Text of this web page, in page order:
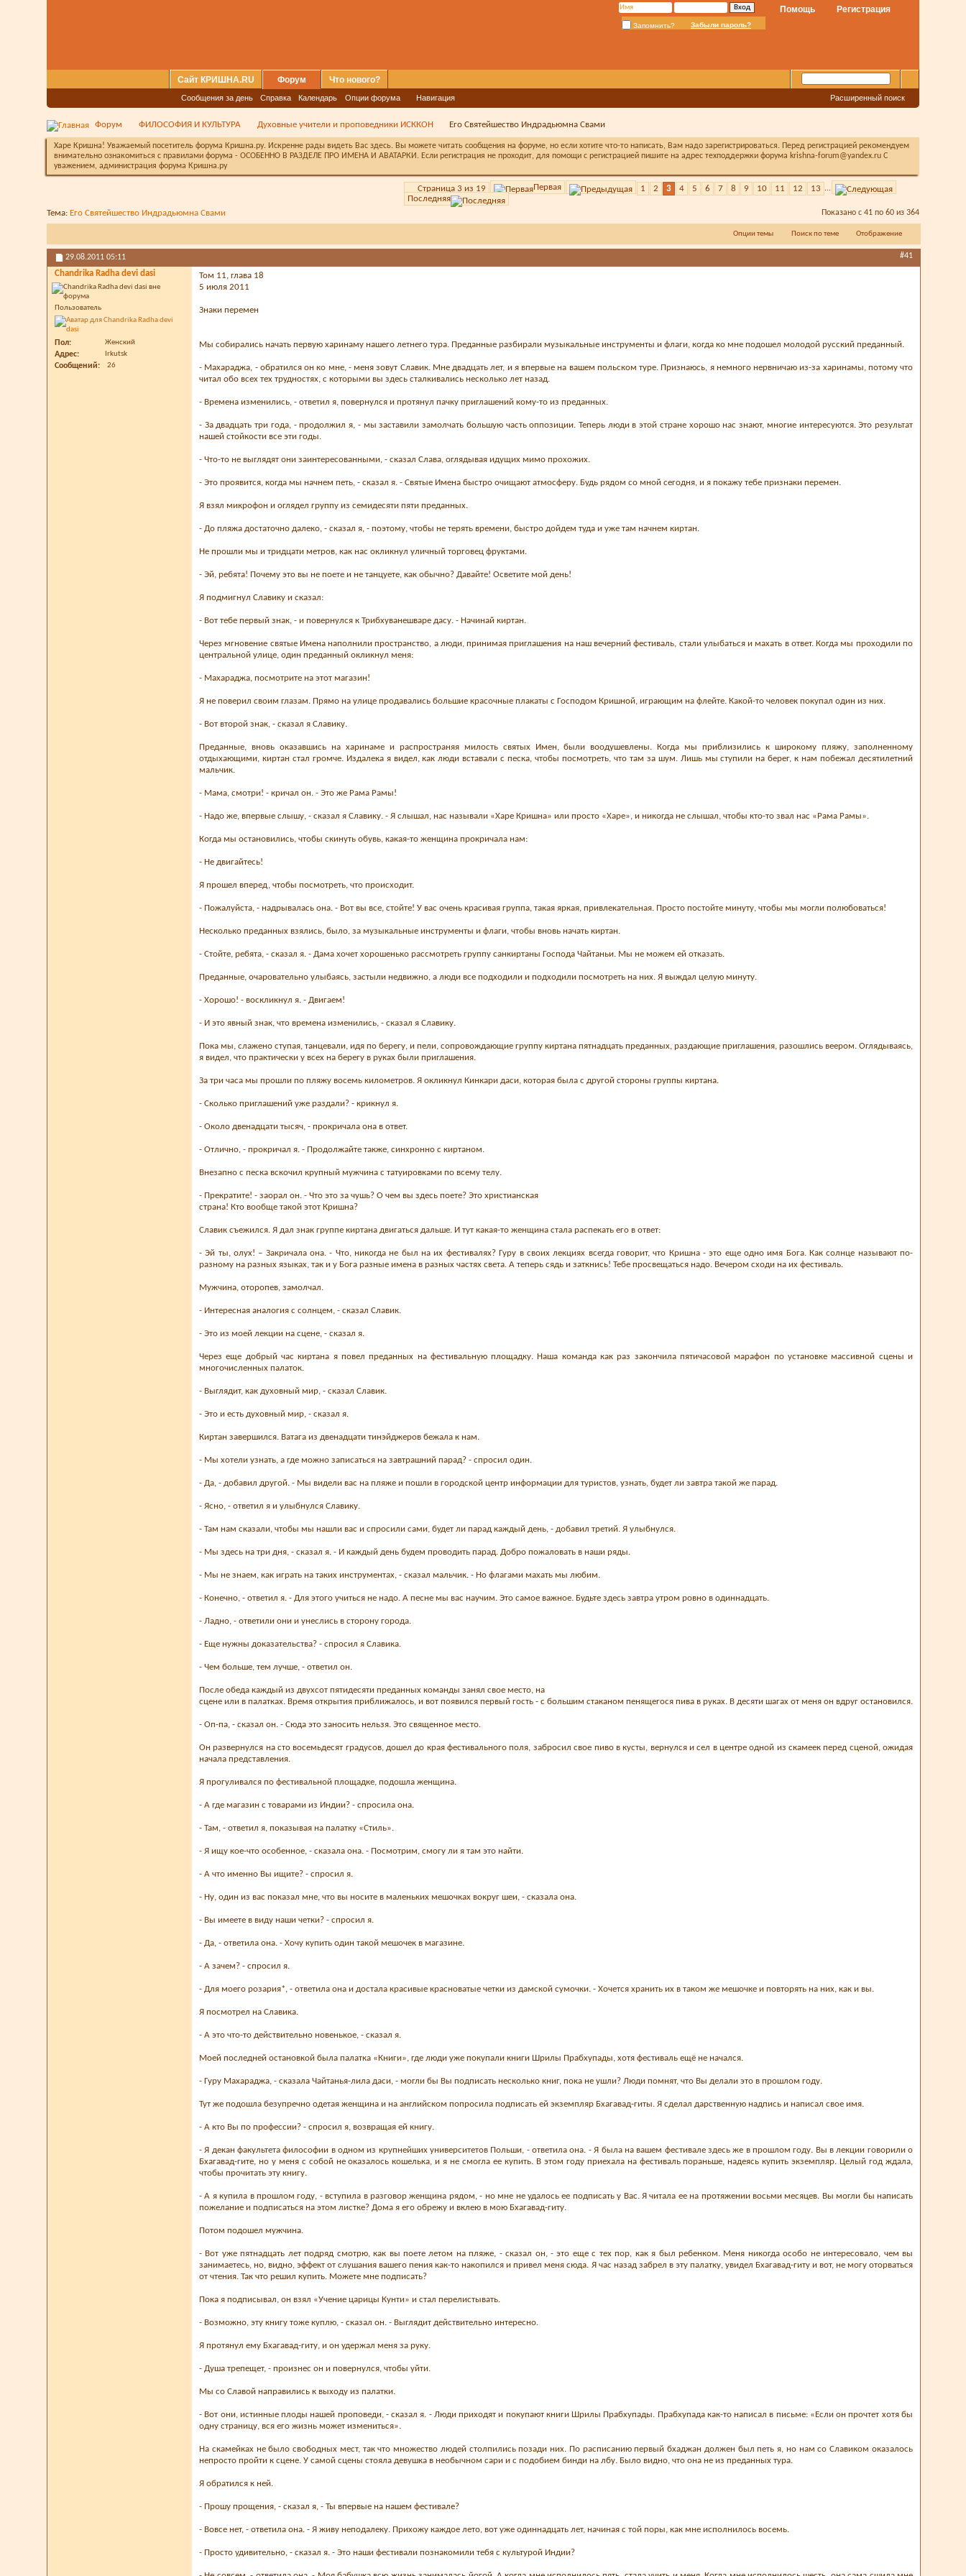
Регистрация
Помощь
Запомнить? Забыли пароль?
Сайт КРИШНА.RU Форум
Сообщения за день Справка Календарь Опции форума Навигация
Что нового?
Расширенный поиск
Форум ФИЛОСОФИЯ И КУЛЬТУРА Духовные учители и проповедники ИСККОН Его Святейшество Индрадьюмна Свами
Харе Кришна! Уважаемый посетитель форума Кришна.ру. Искренне рады видеть Вас здесь. Вы можете читать сообщения на форуме, но если хотите что-то написать, Вам надо зарегистрироваться. Перед регистрацией рекомендуем
внимательно ознакомиться с правилами форума - ОСОБЕННО В РАЗДЕЛЕ ПРО ИМЕНА И АВАТАРКИ. Если регистрация не проходит, для помощи с регистрацией пишите на адрес техподдержки форума krishna-forum@yandex.ru С
уважением, администрация форума Кришна.ру
Страница 3 из 19 Первая 1 2 3 4 5 6 7 8 9 10 11 12 13 ...
Последняя
Показано с 41 по 60 из 364
Тема: Его Святейшество Индрадьюмна Свами
Опции темы Поиск по теме Отображение
29.08.2011 05:11 #41
Chandrika Radha devi dasi
Пользователь
Пол Женский
Адрес Irkutsk
Сообщений 26
Том 11, глава 18
5 июля 2011
Знаки перемен
Мы собирались начать первую харинаму нашего летнего тура. Преданные разбирали музыкальные инструменты и флаги, когда ко мне подошел молодой русский преданный.
- Махараджа, - обратился он ко мне, - меня зовут Славик. Мне двадцать лет, и я впервые на вашем польском туре. Признаюсь, я немного нервничаю из-за харинамы, потому что
читал обо всех тех трудностях, с которыми вы здесь сталкивались несколько лет назад.
- Времена изменились, - ответил я, повернулся и протянул пачку приглашений кому-то из преданных.
- За двадцать три года, - продолжил я, - мы заставили замолчать большую часть оппозиции. Теперь люди в этой стране хорошо нас знают, многие интересуются. Это результат
нашей стойкости все эти годы.
- Что-то не выглядят они заинтересованными, - сказал Слава, оглядывая идущих мимо прохожих.
- Это проявится, когда мы начнем петь, - сказал я. - Святые Имена быстро очищают атмосферу. Будь рядом со мной сегодня, и я покажу тебе признаки перемен.
Я взял микрофон и оглядел группу из семидесяти пяти преданных.
- До пляжа достаточно далеко, - сказал я, - поэтому, чтобы не терять времени, быстро дойдем туда и уже там начнем киртан.
Не прошли мы и тридцати метров, как нас окликнул уличный торговец фруктами.
- Эй, ребята! Почему это вы не поете и не танцуете, как обычно? Давайте! Осветите мой день!
Я подмигнул Славику и сказал:
- Вот тебе первый знак, - и повернулся к Трибхуванешваре дасу. - Начинай киртан.
Через мгновение святые Имена наполнили пространство, а люди, принимая приглашения на наш вечерний фестиваль, стали улыбаться и махать в ответ. Когда мы проходили по
центральной улице, один преданный окликнул меня:
- Махараджа, посмотрите на этот магазин!
Я не поверил своим глазам. Прямо на улице продавались большие красочные плакаты с Господом Кришной, играющим на флейте. Какой-то человек покупал один из них.
- Вот второй знак, - сказал я Славику.
Преданные, вновь оказавшись на харинаме и распространяя милость святых Имен, были воодушевлены. Когда мы приблизились к широкому пляжу, заполненному
отдыхающими, киртан стал громче. Издалека я видел, как люди вставали с песка, чтобы посмотреть, что там за шум. Лишь мы ступили на берег, к нам побежал десятилетний
мальчик.
- Мама, смотри! - кричал он. - Это же Рама Рамы!
- Надо же, впервые слышу, - сказал я Славику. - Я слышал, нас называли «Харе Кришна» или просто «Харе», и никогда не слышал, чтобы кто-то звал нас «Рама Рамы».
Когда мы остановились, чтобы скинуть обувь, какая-то женщина прокричала нам:
- Не двигайтесь!
Я прошел вперед, чтобы посмотреть, что происходит.
- Пожалуйста, - надрывалась она. - Вот вы все, стойте! У вас очень красивая группа, такая яркая, привлекательная. Просто постойте минуту, чтобы мы могли полюбоваться!
Несколько преданных взялись, было, за музыкальные инструменты и флаги, чтобы вновь начать киртан.
- Стойте, ребята, - сказал я. - Дама хочет хорошенько рассмотреть группу санкиртаны Господа Чайтаньи. Мы не можем ей отказать.
Преданные, очаровательно улыбаясь, застыли недвижно, а люди все подходили и подходили посмотреть на них. Я выждал целую минуту.
- Хорошо! - воскликнул я. - Двигаем!
- И это явный знак, что времена изменились, - сказал я Славику.
Пока мы, слажено ступая, танцевали, идя по берегу, и пели, сопровождающие группу киртана пятнадцать преданных, раздающие приглашения, разошлись веером. Оглядываясь,
я видел, что практически у всех на берегу в руках были приглашения.
За три часа мы прошли по пляжу восемь километров. Я окликнул Кинкари даси, которая была с другой стороны группы киртана.
- Сколько приглашений уже раздали? - крикнул я.
- Около двенадцати тысяч, - прокричала она в ответ.
- Отлично, - прокричал я. - Продолжайте также, синхронно с киртаном.
Внезапно с песка вскочил крупный мужчина с татуировками по всему телу.
- Прекратите! - заорал он. - Что это за чушь? О чем вы здесь поете? Это христианская
страна! Кто вообще такой этот Кришна?
Славик съежился. Я дал знак группе киртана двигаться дальше. И тут какая-то женщина стала распекать его в ответ:
- Эй ты, олух! – Закричала она. - Что, никогда не был на их фестивалях? Гуру в своих лекциях всегда говорит, что Кришна - это еще одно имя Бога. Как солнце называют по-
разному на разных языках, так и у Бога разные имена в разных частях света. А теперь сядь и заткнись! Тебе просвещаться надо. Вечером сходи на их фестиваль.
Мужчина, оторопев, замолчал.
- Интересная аналогия с солнцем, - сказал Славик.
- Это из моей лекции на сцене, - сказал я.
Через еще добрый час киртана я повел преданных на фестивальную площадку. Наша команда как раз закончила пятичасовой марафон по установке массивной сцены и
многочисленных палаток.
- Выглядит, как духовный мир, - сказал Славик.
- Это и есть духовный мир, - сказал я.
Киртан завершился. Ватага из двенадцати тинэйджеров бежала к нам.
- Мы хотели узнать, а где можно записаться на завтрашний парад? - спросил один.
- Да, - добавил другой. - Мы видели вас на пляже и пошли в городской центр информации для туристов, узнать, будет ли завтра такой же парад.
- Ясно, - ответил я и улыбнулся Славику.
- Там нам сказали, чтобы мы нашли вас и спросили сами, будет ли парад каждый день, - добавил третий. Я улыбнулся.
- Мы здесь на три дня, - сказал я. - И каждый день будем проводить парад. Добро пожаловать в наши ряды.
- Мы не знаем, как играть на таких инструментах, - сказал мальчик. - Но флагами махать мы любим.
- Конечно, - ответил я. - Для этого учиться не надо. А песне мы вас научим. Это самое важное. Будьте здесь завтра утром ровно в одиннадцать.
- Ладно, - ответили они и унеслись в сторону города.
- Еще нужны доказательства? - спросил я Славика.
- Чем больше, тем лучше, - ответил он.
После обеда каждый из двухсот пятидесяти преданных команды занял свое место, на
сцене или в палатках. Время открытия приближалось, и вот появился первый гость - с большим стаканом пенящегося пива в руках. В десяти шагах от меня он вдруг остановился.
- Оп-па, - сказал он. - Сюда это заносить нельзя. Это священное место.
Он развернулся на сто восемьдесят градусов, дошел до края фестивального поля, забросил свое пиво в кусты, вернулся и сел в центре одной из скамеек перед сценой, ожидая
начала представления.
Я прогуливался по фестивальной площадке, подошла женщина.
- А где магазин с товарами из Индии? - спросила она.
- Там, - ответил я, показывая на палатку «Стиль».
- Я ищу кое-что особенное, - сказала она. - Посмотрим, смогу ли я там это найти.
- А что именно Вы ищите? - спросил я.
- Ну, один из вас показал мне, что вы носите в маленьких мешочках вокруг шеи, - сказала она.
- Вы имеете в виду наши четки? - спросил я.
- Да, - ответила она. - Хочу купить один такой мешочек в магазине.
- А зачем? - спросил я.
- Для моего розария*, - ответила она и достала красивые красноватые четки из дамской сумочки. - Хочется хранить их в таком же мешочке и повторять на них, как и вы.
Я посмотрел на Славика.
- А это что-то действительно новенькое, - сказал я.
Моей последней остановкой была палатка «Книги», где люди уже покупали книги Шрилы Прабхупады, хотя фестиваль ещё не начался.
- Гуру Махараджа, - сказала Чайтанья-лила даси, - могли бы Вы подписать несколько книг, пока не ушли? Люди помнят, что Вы делали это в прошлом году.
Тут же подошла безупречно одетая женщина и на английском попросила подписать ей экземпляр Бхагавад-гиты. Я сделал дарственную надпись и написал свое имя.
- А кто Вы по профессии? - спросил я, возвращая ей книгу.
- Я декан факультета философии в одном из крупнейших университетов Польши, - ответила она. - Я была на вашем фестивале здесь же в прошлом году. Вы в лекции говорили о
Бхагавад-гите, но у меня с собой не оказалось кошелька, и я не смогла ее купить. В этом году приехала на фестиваль пораньше, надеясь купить экземпляр. Целый год ждала,
чтобы прочитать эту книгу.
- А я купила в прошлом году, - вступила в разговор женщина рядом, - но мне не удалось ее подписать у Вас. Я читала ее на протяжении восьми месяцев. Вы могли бы написать
пожелание и подписаться на этом листке? Дома я его обрежу и вклею в мою Бхагавад-гиту.
Потом подошел мужчина.
- Вот уже пятнадцать лет подряд смотрю, как вы поете летом на пляже, - сказал он, - это еще с тех пор, как я был ребенком. Меня никогда особо не интересовало, чем вы
занимаетесь, но, видно, эффект от слушания вашего пения как-то накопился и привел меня сюда. Я час назад забрел в эту палатку, увидел Бхагавад-гиту и вот, не могу оторваться
от чтения. Так что решил купить. Можете мне подписать?
Пока я подписывал, он взял «Учение царицы Кунти» и стал перелистывать.
- Возможно, эту книгу тоже куплю, - сказал он. - Выглядит действительно интересно.
Я протянул ему Бхагавад-гиту, и он удержал меня за руку.
- Душа трепещет, - произнес он и повернулся, чтобы уйти.
Мы со Славой направились к выходу из палатки.
- Вот они, истинные плоды нашей проповеди, - сказал я. - Люди приходят и покупают книги Шрилы Прабхупады. Прабхупада как-то написал в письме: «Если он прочтет хотя бы
одну страницу, вся его жизнь может измениться».
На скамейках не было свободных мест, так что множество людей столпились позади них. По расписанию первый бхаджан должен был петь я, но нам со Славиком оказалось
непросто пройти к сцене. У самой сцены стояла девушка в необычном сари и с подобием бинди на лбу. Было видно, что она не из преданных тура.
Я обратился к ней.
- Прошу прощения, - сказал я, - Ты впервые на нашем фестивале?
- Вовсе нет, - ответила она. - Я живу неподалеку. Прихожу каждое лето, вот уже одиннадцать лет, начиная с той поры, как мне исполнилось восемь.
- Просто удивительно, - сказал я. - Это наши фестивали познакомили тебя с культурой Индии?